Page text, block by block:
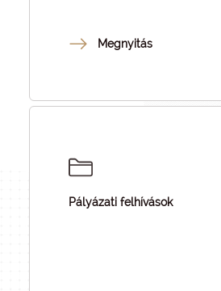
Megnyitás
Pályázati felhívások